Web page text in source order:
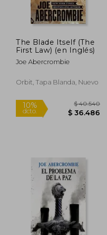
The Blade Itself (The
First Law) (en Inglés)
Joe Abercrombie
Orbit, Tapa Blanda, Nuevo
10%
dcto. $ 36.486